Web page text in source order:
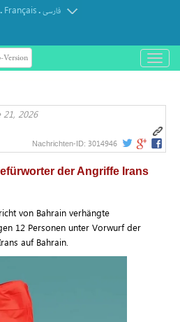
. Français.فارسی
Version
باز
و
کردن
21, 2026
Nachrichten-ID: 3014946
der Angriffe Irans
von Bahrain verhängte
12 Personen unter Vorwurf der
auf Bahrain.